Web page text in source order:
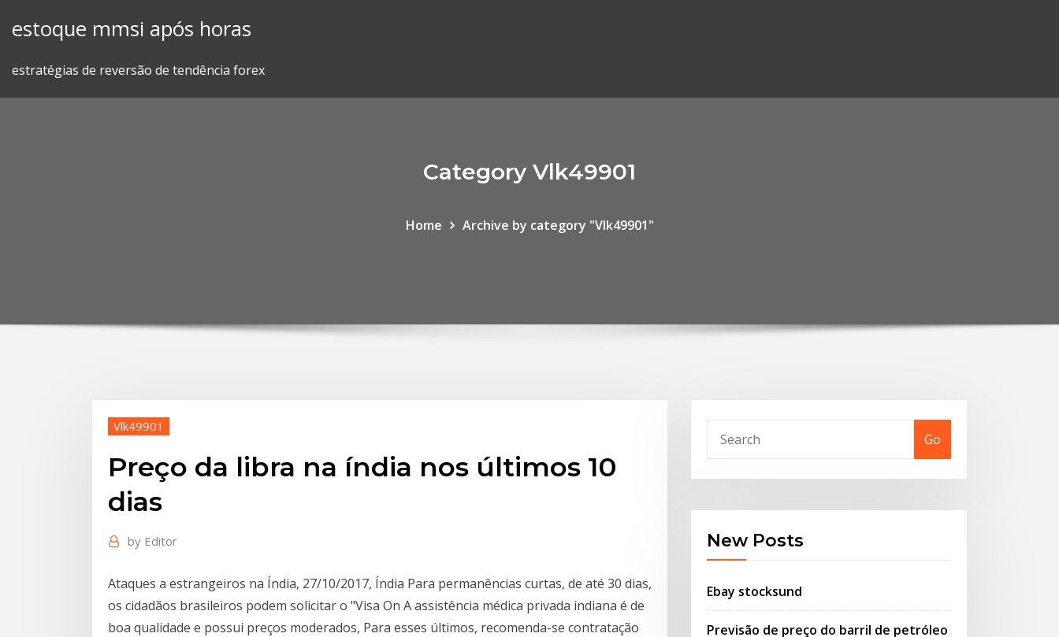
estoque mmsi após horas
estratégias de reversão de tendência forex
Category Vlk49901
Home Archive by category "Vlk49901"
Vlk49901
Preço da libra na índia nos últimos 10
dias
by Editor
Ataques a estrangeiros na Índia, 27/10/2017, Índia Para permanências curtas, de até 30 dias,
os cidadãos brasileiros podem solicitar o "Visa On A assistência médica privada indiana é de
boa qualidade e possui preços moderados, Para esses últimos, recomenda-se contratação
Go
New Posts
Ebay stocksund
Previsão de preço do barril de petróleo